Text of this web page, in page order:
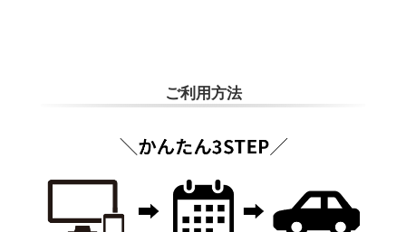
ご利用方法